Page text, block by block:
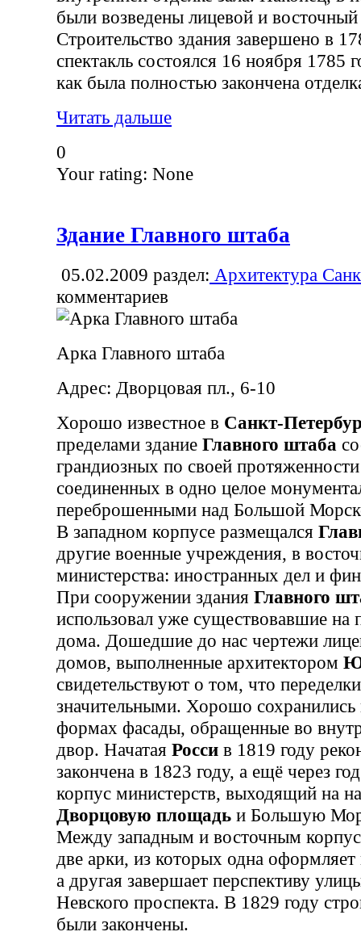
были возведены лицевой и
Строительство здания завершено в
спектакль состоялся 16 ноября 1785
как была полностью закончена
Читать дальше
0
Your rating: None
Здание Главного штаба
05.02.2009 раздел: Архитектура
комментариев
Арка Главного штаба
Адрес: Дворцовая пл., 6-10
Хорошо известное в Санкт-
пределами здание Главного штаба
грандиозных по своей
соединенных в одно целое
переброшенными над Большой
В западном корпусе размещался
другие военные учреждения, в
министерства: иностранных дел и
При сооружении здания Главного
использовал уже существовавшие
дома. Дошедшие до нас чертежи
домов, выполненные архитектором
свидетельствуют о том, что
значительными. Хорошо сохранились
формах фасады, обращенные во
двор. Начатая Росси в 1819 году
закончена в 1823 году, а ещё через
корпус министерств, выходящий на
Дворцовую площадь и Большую
Между западным и восточным
две арки, из которых одна
а другая завершает перспективу
Невского проспекта. В 1829 году
были закончены.